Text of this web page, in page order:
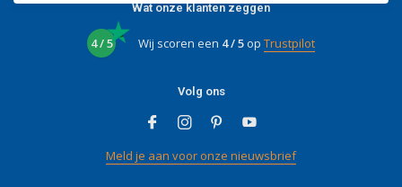
Wat onze klanten zeggen
4 / 5 Wij scoren een 4 / 5op Trustpilot
Volg ons
Meld je aan voor onze nieuwsbrief